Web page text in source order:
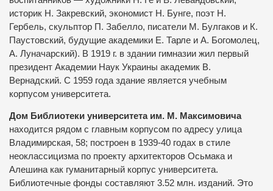
историк Н. Закревский, экономист Н. Бунге, поэт Н.
Гербель, скульптор П. Забелло, писатели М. Булгаков и К.
Паустовский, будущие академики Е. Тарле и А. Богомолец,
А. Луначарский). В 1919 г. в здании гимназии жил первый
президент Академии Наук Украины академик В.
Вернадский. С 1959 года здание является учебным
корпусом университета.
Дом Библиотеки университета им. М. Максимовича
находится рядом с главным корпусом по адресу улица
Владимирская, 58; построен в 1939-40 годах в стиле
неоклассицизма по проекту архитекторов Осьмака и
Алешина как гуманитарный корпус университета.
Библиотечные фонды составляют 3.52 млн. изданий. Это